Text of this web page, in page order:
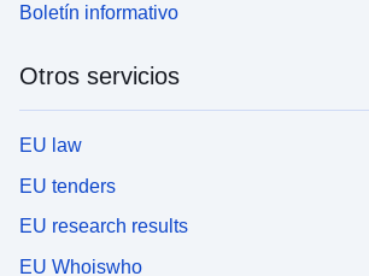
Boletín informativo
Otros servicios
EU law
EU tenders
EU research results
EU Whoiswho